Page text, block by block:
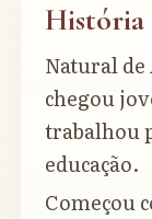
História
Natural
chegou
trabalhou
educação.
Começou